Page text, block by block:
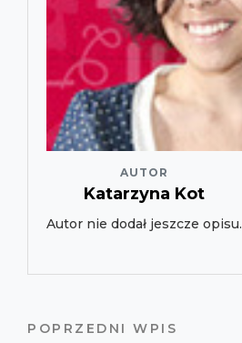
AUTOR
Katarzyna Kot
Autor nie dodał jeszcze opisu.
POPRZEDNI WPIS